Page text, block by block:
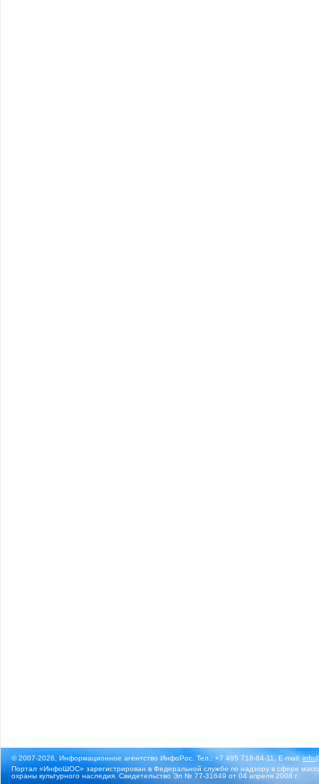
© 2007-2026, Информационное агентство ИнфоРос. Тел.: +7 495 718-84-11, E-mail:
Портал «ИнфоШОС» зарегистрирован в Федеральной службе по надзору в сфере
охраны культурного наследия. Свидетельство Эл № 77-31649 от 04 апреля 2008 г.